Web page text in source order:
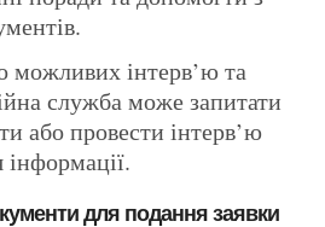
служба може запитати
або провести інтерв’ю